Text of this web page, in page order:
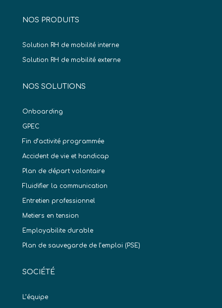
NOS PRODUITS
Solution RH de mobilité interne
Solution RH de mobilité externe
NOS SOLUTIONS
Onboarding
GPEC
Fin d’activité programmée
Accident de vie et handicap
Plan de départ volontaire
Fluidifier la communication
Entretien professionnel
Metiers en tension
Employabilite durable
Plan de sauvegarde de l’emploi (PSE)
SOCIÉTÉ
L’équipe